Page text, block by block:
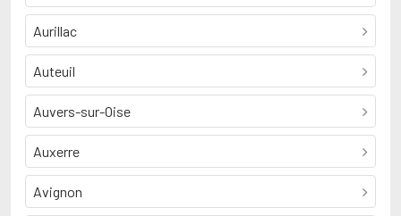
Aurillac
Auteuil
Auvers-sur-Oise
Auxerre
Avignon